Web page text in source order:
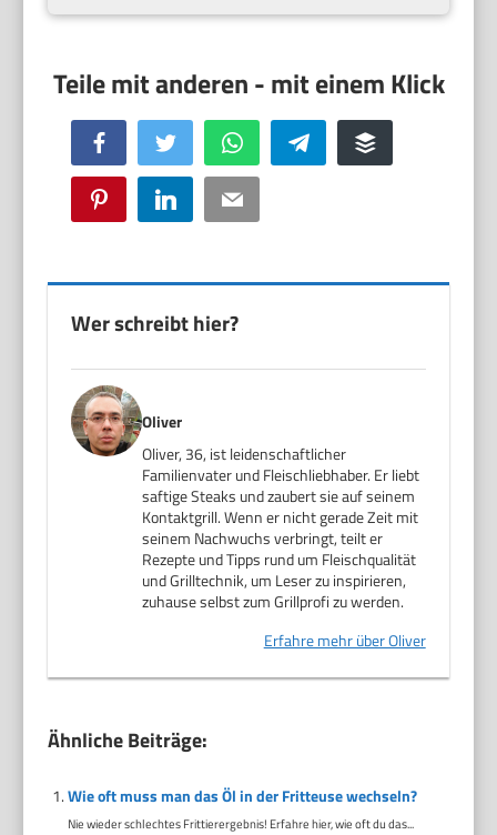
Facebook Twitter WhatsApp Telegram Buffer
Pinterest LinkedIn Email
Wer schreibt hier?
Oliver
Oliver, 36, ist leidenschaftlicher
Familienvater und Fleischliebhaber. Er liebt
saftige Steaks und zaubert sie auf seinem
Kontaktgrill. Wenn er nicht gerade Zeit mit
seinem Nachwuchs verbringt, teilt er
Rezepte und Tipps rund um Fleischqualität
und Grilltechnik, um Leser zu inspirieren,
zuhause selbst zum Grillprofi zu werden.
Erfahre mehr über Oliver
Ähnliche Beiträge:
Wie oft muss man das Öl in der Fritteuse wechseln?
Nie wieder schlechtes Frittierergebnis! Erfahre hier, wie oft du das...